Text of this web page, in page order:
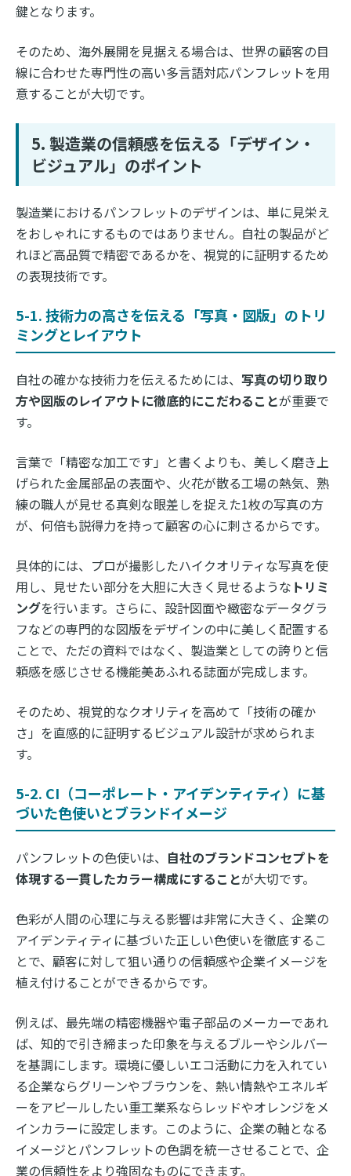
鍵となります。
そのため、海外展開を見据える場合は、世界の顧客の目
線に合わせた専門性の高い多言語対応パンフレットを用
意することが大切です。
5. 製造業の信頼感を伝える「デザイン・
ビジュアル」のポイント
製造業におけるパンフレットのデザインは、単に見栄え
をおしゃれにするものではありません。自社の製品がど
れほど高品質で精密であるかを、視覚的に証明するため
の表現技術です。
5-1. 技術力の高さを伝える「写真・図版」のトリ
ミングとレイアウト
自社の確かな技術力を伝えるためには、 写真の切り取り
方や図版のレイアウトに徹底的にこだわることが重要で
す。
言葉で「精密な加工です」と書くよりも、美しく磨き上
げられた金属部品の表面や、火花が散る工場の熱気、熟
練の職人が見せる真剣な眼差しを捉えた1枚の写真の方
が、何倍も説得力を持って顧客の心に刺さるからです。
具体的には、プロが撮影したハイクオリティな写真を使
用し、見せたい部分を大胆に大きく見せるような トリミ
ングを行います。さらに、設計図面や緻密なデータグラ
フなどの専門的な図版をデザインの中に美しく配置する
ことで、ただの資料ではなく、製造業としての誇りと信
頼感を感じさせる機能美あふれる誌面が完成します。
そのため、視覚的なクオリティを高めて「技術の確か
さ」を直感的に証明するビジュアル設計が求められま
す。
5-2. CI（コーポレート・アイデンティティ）に基
づいた色使いとブランドイメージ
パンフレットの色使いは、 自社のブランドコンセプトを
体現する一貫したカラー構成にすることが大切です。
色彩が人間の心理に与える影響は非常に大きく、企業の
アイデンティティに基づいた正しい色使いを徹底するこ
とで、顧客に対して狙い通りの信頼感や企業イメージを
植え付けることができるからです。
例えば、最先端の精密機器や電子部品のメーカーであれ
ば、知的で引き締まった印象を与えるブルーやシルバー
を基調にします。環境に優しいエコ活動に力を入れてい
る企業ならグリーンやブラウンを、熱い情熱やエネルギ
ーをアピールしたい重工業系ならレッドやオレンジをメ
インカラーに設定します。このように、企業の軸となる
イメージとパンフレットの色調を統一させることで、企
業の信頼性をより強固なものにできます。